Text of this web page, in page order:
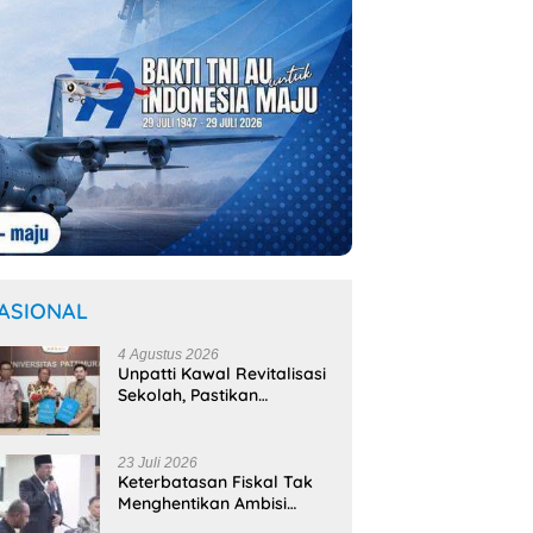
4 Agustus 2026
Unpatti Kawal Revitalisasi
Sekolah, Pastikan
Sasaran
23 Juli 2026
Keterbatasan Fiskal Tak
Menghentikan Ambisi